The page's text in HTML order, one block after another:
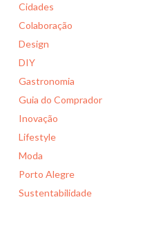
Cidades
Colaboração
Design
DIY
Gastronomia
Guia do Comprador
Inovação
Lifestyle
Moda
Porto Alegre
Sustentabilidade